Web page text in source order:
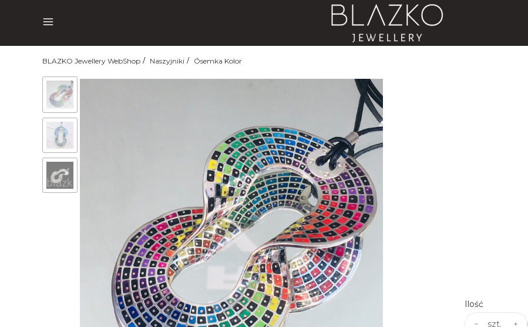
Menu
BLAZKO Jewellery WebShop Naszyjniki Ósemka Kolor
Ilość
szt.